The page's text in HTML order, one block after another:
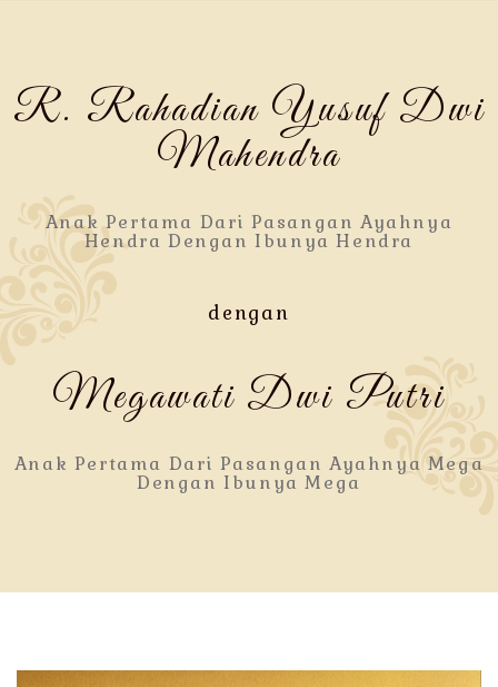
R. Rahadian Yusuf Dwi
Mahendra
Anak Pertama Dari Pasangan Ayahnya
Hendra Dengan Ibunya Hendra
dengan
Megawati Dwi Putri
Anak Pertama Dari Pasangan Ayahnya Mega
Dengan Ibunya Mega